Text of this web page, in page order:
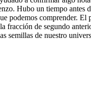
Hubo un tiempo antes
podemos comprender. El
fracción de segundo
semillas de nuestro